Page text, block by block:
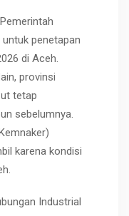
Pemerintah
penetapan
di Aceh.
provinsi
tetap
sebelumnya.
karena kondisi
Industrial